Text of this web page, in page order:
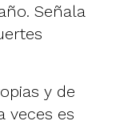
Señala
y de
veces es